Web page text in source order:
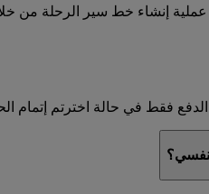
إنشاء خط سير الرحلة من
فقط في حالة اخترتم إتمام